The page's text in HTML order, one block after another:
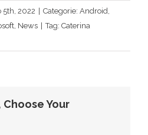
5th, 2022 Categorie: Android,
, News Tag: Caterina
Choose Your